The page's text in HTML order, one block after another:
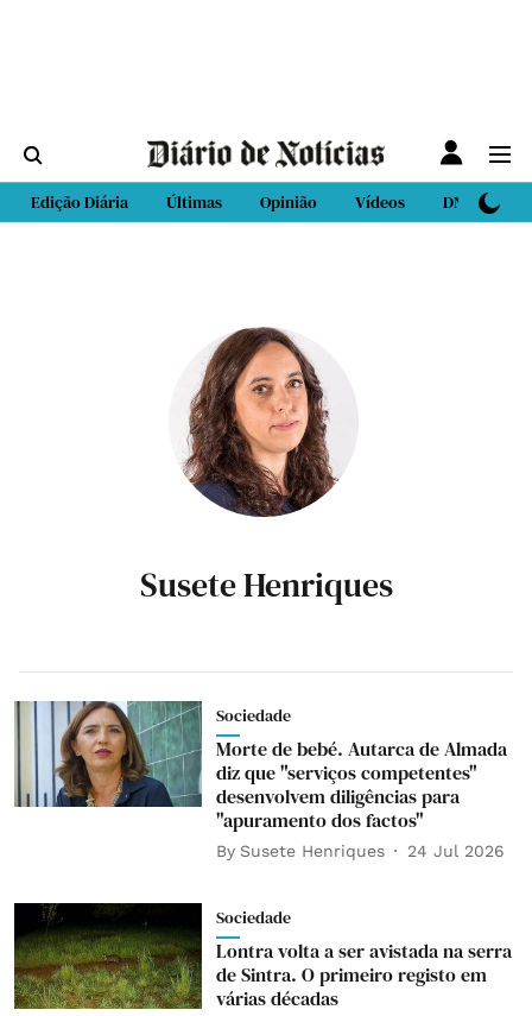
Edição Diária Últimas Opinião Vídeos DN Sport
Susete Henriques
Sociedade
Morte de bebé. Autarca de Almada
diz que "serviços competentes"
desenvolvem diligências para
"apuramento dos factos"
By Susete Henriques 24 Jul 2026
Sociedade
Lontra volta a ser avistada na serra
de Sintra. O primeiro registo em
várias décadas